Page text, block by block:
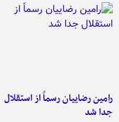
رامین رضاییان رسماً از استقلال
جدا شد